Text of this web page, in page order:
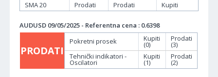
SMA 20
Prodati Prodati Kupiti
AUDUSD 09/05/2025 - Referentna cena : 0.6398
PRODATI
Pokretni prosek Kupiti
(0)
Prodati
(3)
Tehnički indikatori -
Oscilatori
Kupiti
(1)
Prodati
(2)